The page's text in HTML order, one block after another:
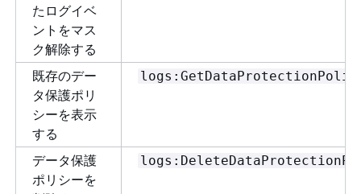
たログイベ
ントをマス
ク解除する
既存のデー
タ保護ポリ
シーを表示
する
データ保護
ポリシーを